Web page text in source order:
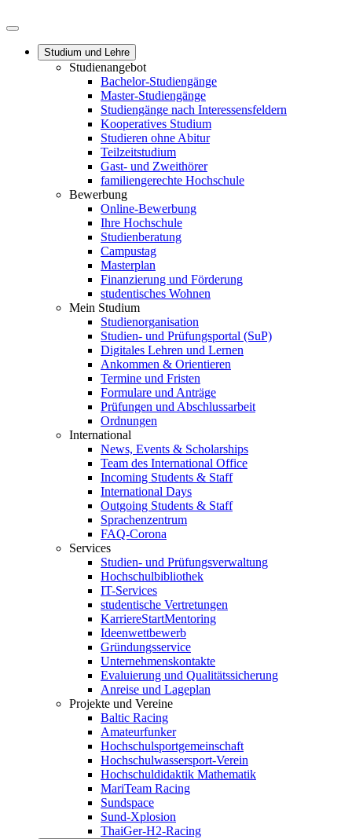
Studium und Lehre
Studienangebot
Bachelor-Studiengänge
Master-Studiengänge
Studiengänge nach Interessensfeldern
Kooperatives Studium
Studieren ohne Abitur
Teilzeitstudium
Gast- und Zweithörer
familiengerechte Hochschule
Bewerbung
Online-Bewerbung
Ihre Hochschule
Studienberatung
Campustag
Masterplan
Finanzierung und Förderung
studentisches Wohnen
Mein Studium
Studienorganisation
Studien- und Prüfungsportal (SuP)
Digitales Lehren und Lernen
Ankommen & Orientieren
Termine und Fristen
Formulare und Anträge
Prüfungen und Abschlussarbeit
Ordnungen
International
News, Events & Scholarships
Team des International Office
Incoming Students & Staff
International Days
Outgoing Students & Staff
Sprachenzentrum
FAQ-Corona
Services
Studien- und Prüfungsverwaltung
Hochschulbibliothek
IT-Services
studentische Vertretungen
KarriereStartMentoring
Ideenwettbewerb
Gründungsservice
Unternehmenskontakte
Evaluierung und Qualitätssicherung
Anreise und Lageplan
Projekte und Vereine
Baltic Racing
Amateurfunker
Hochschulsportgemeinschaft
Hochschulwassersport-Verein
Hochschuldidaktik Mathematik
MariTeam Racing
Sundspace
Sund-Xplosion
ThaiGer-H2-Racing